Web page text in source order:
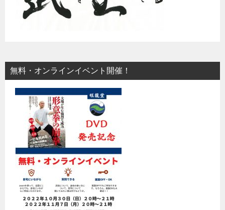
無料・オンラインイベント開催！